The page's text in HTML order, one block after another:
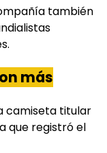
también
más
camiseta titular
que registró el